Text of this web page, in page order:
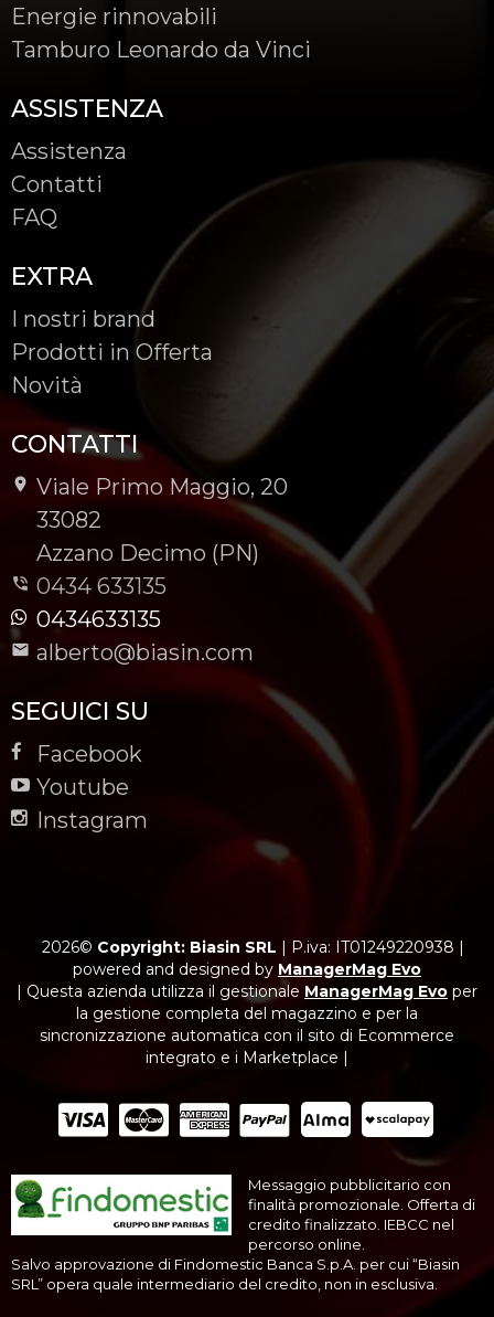
Energie rinnovabili
Tamburo Leonardo da Vinci
ASSISTENZA
Assistenza
Contatti
FAQ
EXTRA
I nostri brand
Prodotti in Offerta
Novità
CONTATTI
Viale Primo Maggio, 20
-
33082
-
Azzano Decimo (PN)
0434 633135
0434633135
alberto@biasin.com
SEGUICI SU
Facebook
Youtube
Instagram
2026© Copyright: Biasin SRL | P.iva: IT01249220938 |
powered and designed by ManagerMag Evo
| Questa azienda utilizza il gestionale ManagerMag Evo per
la gestione completa del magazzino e per la
sincronizzazione automatica con il sito di Ecommerce
integrato e i Marketplace |
Messaggio pubblicitario con
finalità promozionale. Offerta di
credito finalizzato. IEBCC nel
percorso online.
Salvo approvazione di Findomestic Banca S.p.A. per cui “Biasin
SRL” opera quale intermediario del credito, non in esclusiva.